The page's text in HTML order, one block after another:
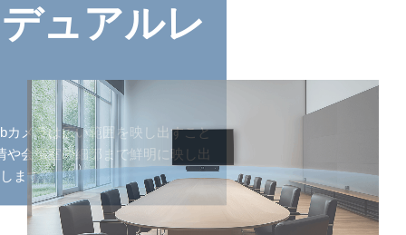
ュアルレ
カメラは広い範囲を映し出すこと
会議室の細部まで鮮明に映し出
します。